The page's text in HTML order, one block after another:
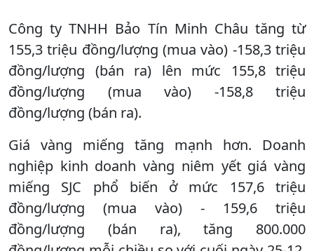
Công ty TNHH Bảo Tín Minh Châu tăng từ
155,3 triệu đồng/lượng (mua vào) -158,3 triệu
đồng/lượng (bán ra) lên mức 155,8 triệu
đồng/lượng (mua vào) -158,8 triệu
đồng/lượng (bán ra).
Giá vàng miếng tăng mạnh hơn. Doanh
nghiệp kinh doanh vàng niêm yết giá vàng
miếng SJC phổ biến ở mức 157,6 triệu
đồng/lượng (mua vào) - 159,6 triệu
đồng/lượng (bán ra), tăng 800.000